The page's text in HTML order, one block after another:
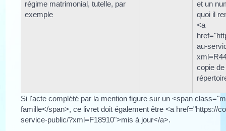
régime matrimonial, tutelle, par
exemple
et un
quoi il
<a
au-
copie
Si l'acte complété par la mention figure sur un <span
famille</span>, ce livret doit également être <a href="https://
service-public/?xml=F18910">mis à jour</a>.